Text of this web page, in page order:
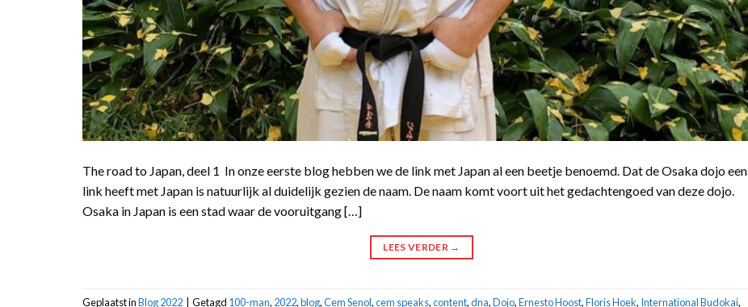
The road to Japan, deel 1 In onze eerste blog hebben we de link met Japan al een beetje benoemd. Dat de Osaka dojo een
link heeft met Japan is natuurlijk al duidelijk gezien de naam. De naam komt voort uit het gedachtengoed van deze dojo.
Osaka in Japan is een stad waar de vooruitgang […]
LEES VERDER →
Geplaatst inBlog 2022 Getagd 100-man, 2022,blog,Cem Senol,cem speaks,content,dna,Dojo,Ernesto Hoost,Floris Hoek, International Budokai,